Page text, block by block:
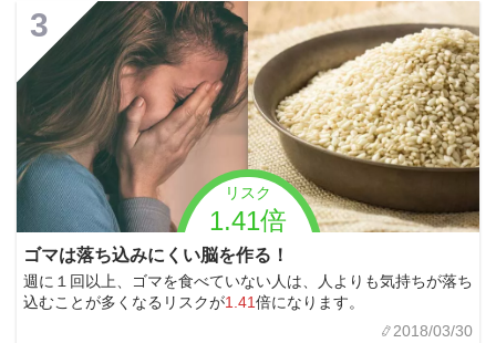
リスク
1.41倍
3
ゴマは落ち込みにくい脳を作る！
週に１回以上、ゴマを食べていない人は、人よりも気持ちが落ち
込むことが多くなるリスクが1.41倍になります。
2018/03/30